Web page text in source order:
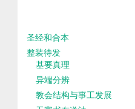
圣经和合本
整装待发
基要真理
异端分辨
教会结构与事工发展